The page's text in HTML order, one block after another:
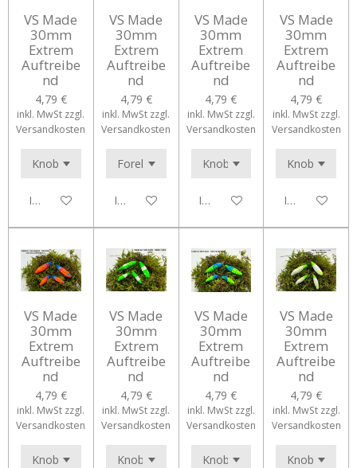
VS Made
30mm
Extrem
Auftreibe
nd
4,79 €
inkl. MwSt zzgl.
Versandkosten
In den Warenkorb
VS Made
30mm
Extrem
Auftreibe
nd
4,79 €
inkl. MwSt zzgl.
Versandkosten
In den Warenkorb
VS Made
30mm
Extrem
Auftreibe
nd
4,79 €
inkl. MwSt zzgl.
Versandkosten
In den Warenkorb
VS Made
30mm
Extrem
Auftreibe
nd
4,79 €
inkl. MwSt zzgl.
Versandkosten
In den
VS Made
30mm
Extrem
Auftreibe
nd
4,79 €
inkl. MwSt zzgl.
Versandkosten
VS Made
30mm
Extrem
Auftreibe
nd
4,79 €
inkl. MwSt zzgl.
Versandkosten
VS Made
30mm
Extrem
Auftreibe
nd
4,79 €
inkl. MwSt zzgl.
Versandkosten
VS Made
30mm
Extrem
Auftreibe
nd
4,79 €
inkl. MwSt zzgl.
Versandkosten